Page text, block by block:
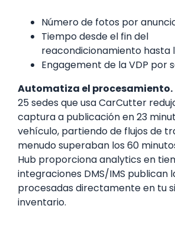
Número de fotos por
Tiempo desde el fin del
reacondicionamiento hasta
Engagement de la VDP por
Automatiza el procesamiento.
25 sedes que usa CarCutter
captura a publicación en 23
vehículo, partiendo de flujos de
menudo superaban los 60
Hub proporciona analytics en
integraciones DMS/IMS publican
procesadas directamente en tu
inventario.